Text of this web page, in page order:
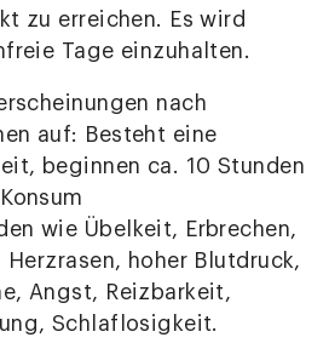
zu erreichen. Es wird
Tage einzuhalten.
nach
auf: Besteht eine
beginnen ca. 10 Stunden
wie Übelkeit, Erbrechen,
hoher Blutdruck,
Angst, Reizbarkeit,
Schlaflosigkeit.